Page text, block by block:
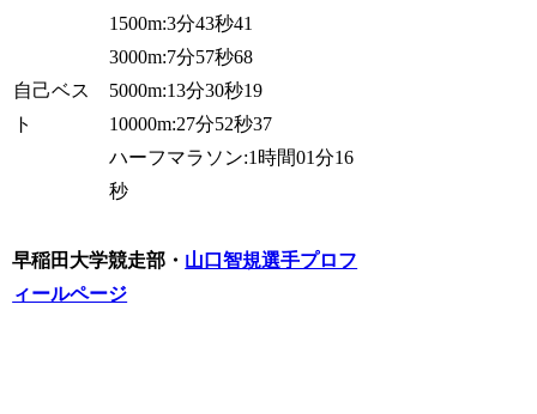
自己ベス
ト
1500m:3分43秒41
3000m:7分57秒68
5000m:13分30秒19
10000m:27分52秒37
ハーフマラソン:1時間01分16
秒
早稲田大学競走部・ 山口智規選手プロフ
ィールページ